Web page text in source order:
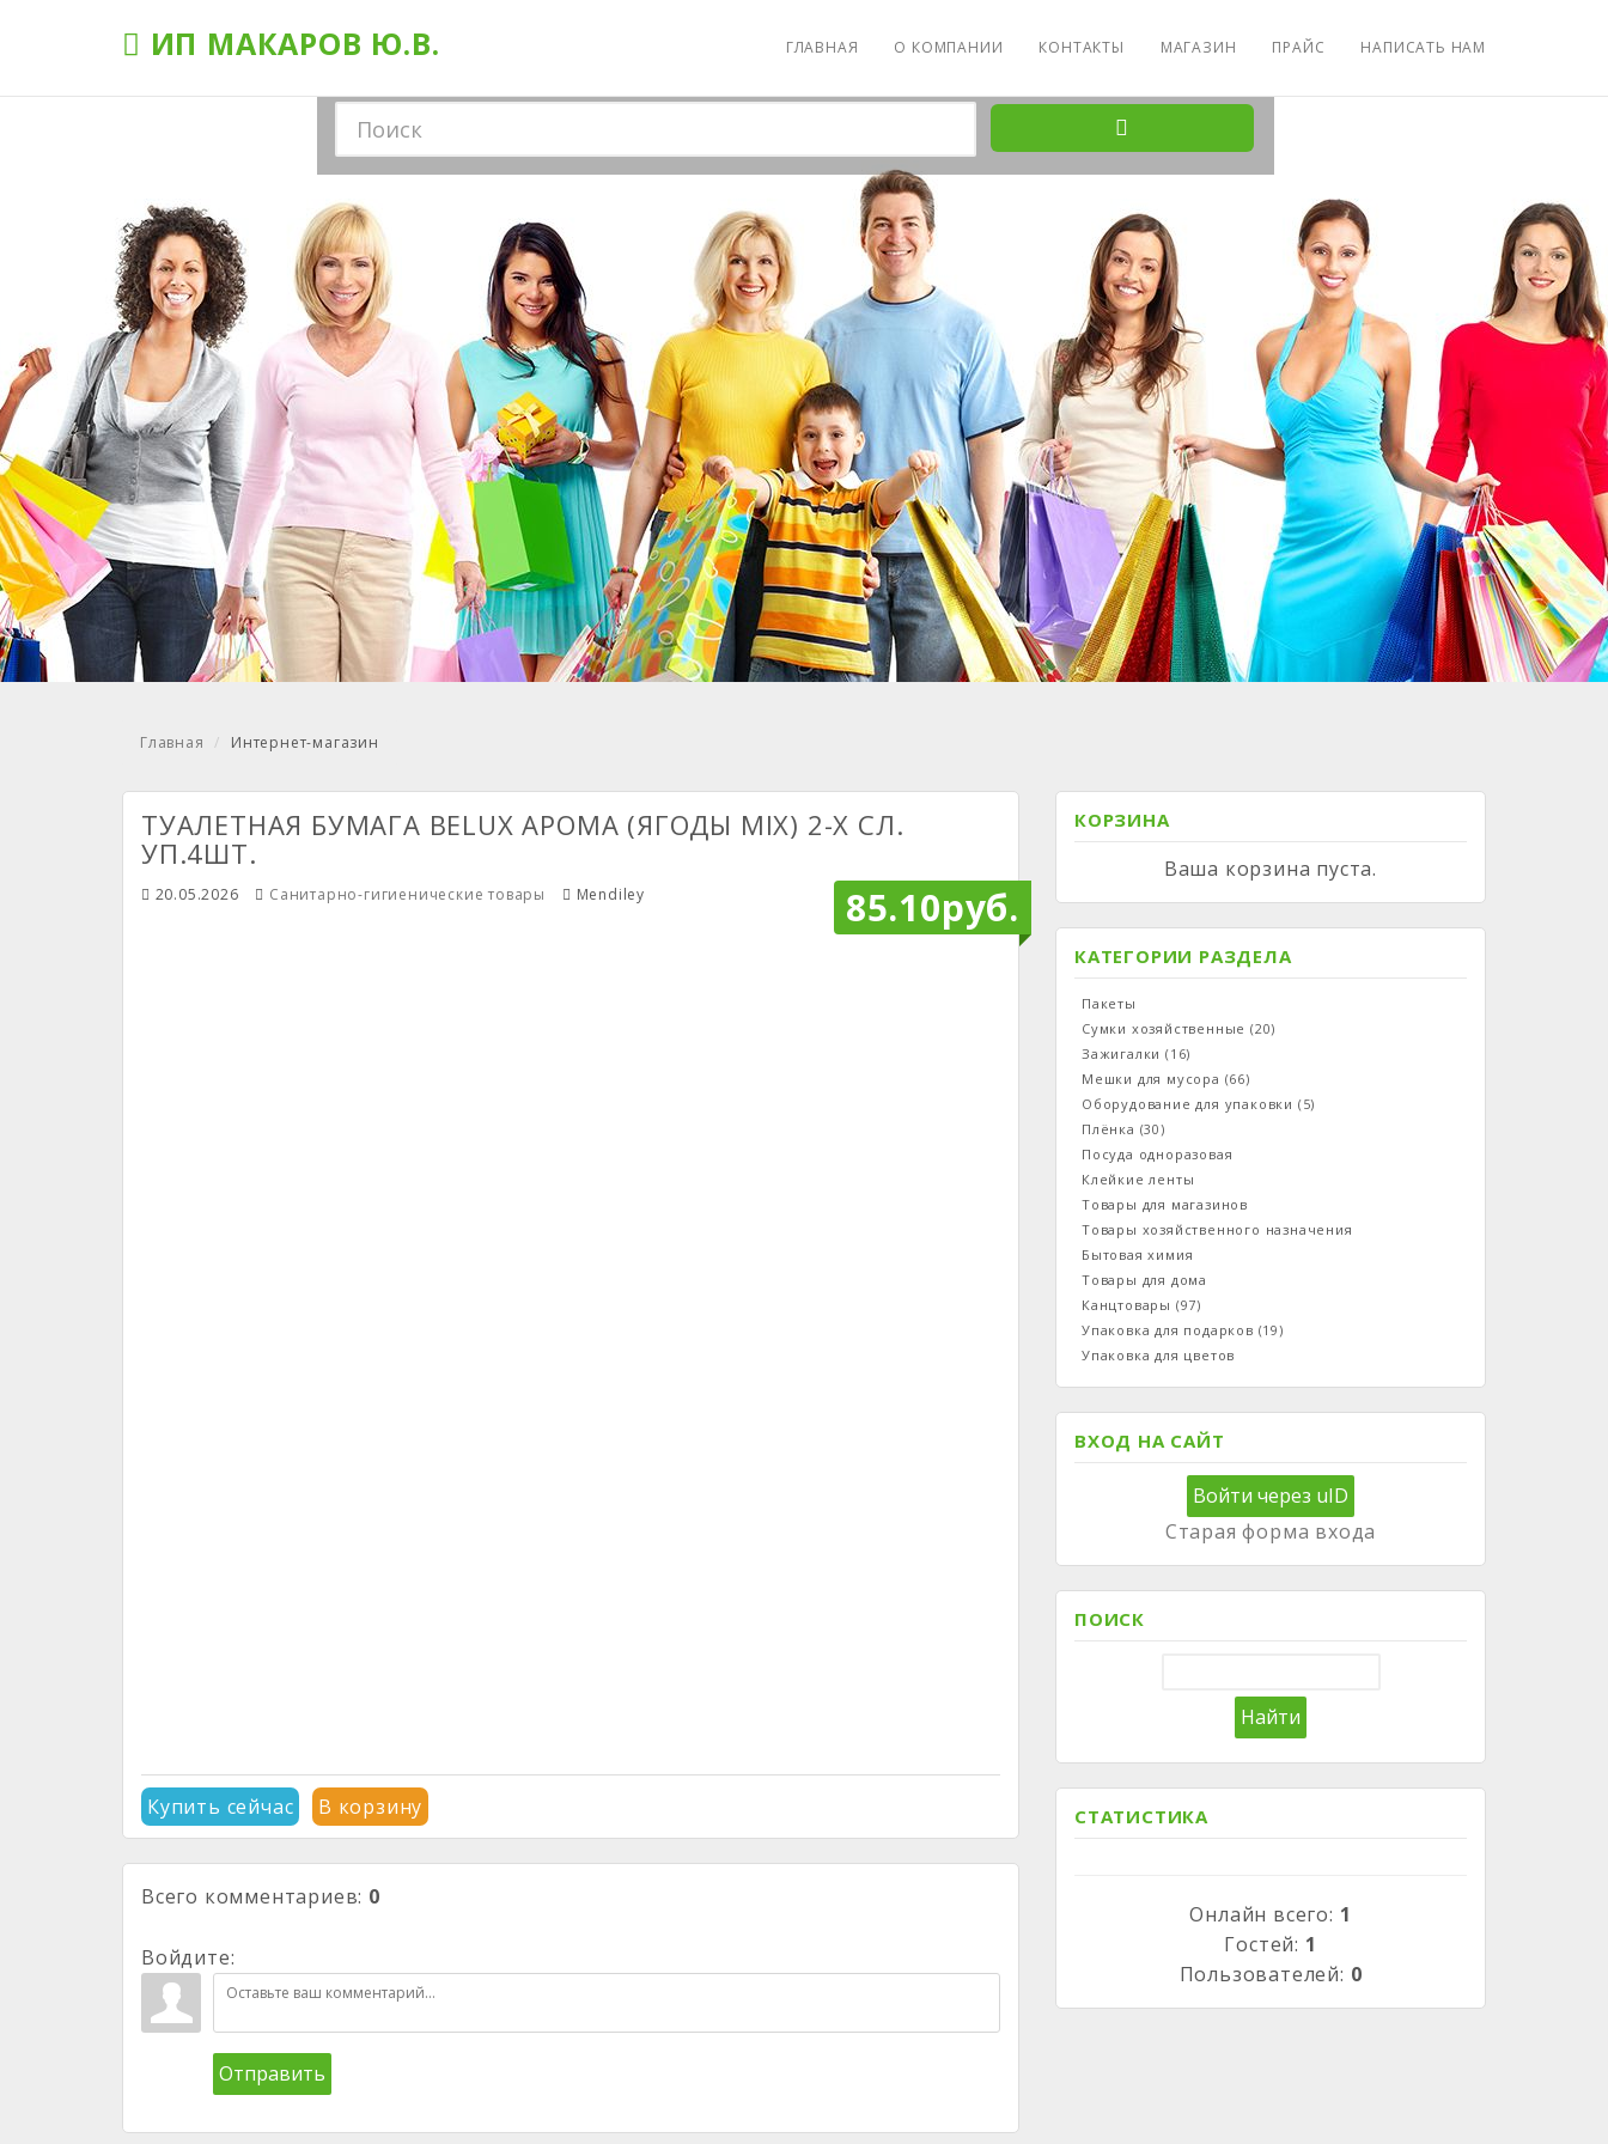
ИП МАКАРОВ Ю.В. ГЛАВНАЯ О КОМПАНИИ КОНТАКТЫ МАГАЗИН ПРАЙС НАПИСАТЬ НАМ
Главная Интернет-магазин
85.10руб.
ТУАЛЕТНАЯ БУМАГА BELUX АРОМА (ЯГОДЫ MIX) 2-Х СЛ.
УП.4ШТ.
20.05.2026 Санитарно-гигиенические товары Mendiley
Купить сейчас В корзину
Всего комментариев: 0
Войдите:
Отправить
КОРЗИНА
Ваша корзина пуста.
КАТЕГОРИИ РАЗДЕЛА
Пакеты
Сумки хозяйственные (20)
Зажигалки (16)
Мешки для мусора (66)
Оборудование для упаковки (5)
Плёнка (30)
Посуда одноразовая
Клейкие ленты
Товары для магазинов
Товары хозяйственного назначения
Бытовая химия
Товары для дома
Канцтовары (97)
Упаковка для подарков (19)
Упаковка для цветов
ВХОД НА САЙТ
Войти через uID
Старая форма входа
ПОИСК
СТАТИСТИКА
Онлайн всего: 1
Гостей: 1
Пользователей: 0